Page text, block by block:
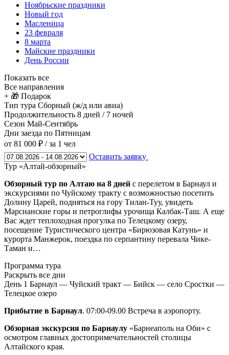
Ноябрьские праздники
Новый год
Масленица
23 февраля
8 марта
Майские праздники
День России
Показать все
Все направления
+ 🎁 Подарок
Тип тура Сборный (ж/д или авиа)
Продолжительность 8 дней / 7 ночей
Сезон Май-Сентябрь
Дни заезда по Пятницам
от 81 000 ₽ / за 1 чел
Оставить заявку
Тур «Алтай-обзорный»
Обзорный тур по Алтаю на 8 дней с перелетом в Барнаул и
экскурсиями по Чуйскому тракту с возможностью посетить
Долину Царей, подняться на гору Тилан-Туу, увидеть
Марсианские горы и петроглифы урочища Калбак-Таш. А еще
Вас ждет теплоходная прогулка по Телецкому озеру,
посещение Туристического центра «Бирюзовая Катунь» и
курорта Манжерок, поездка по серпантину перевала Чике-
Таман и…
Программа тура
Раскрыть все дни
День 1 Барнаул — Чуйский тракт — Бийск — село Сростки —
Телецкое озеро
Прибытие в Барнаул. 07:00-09.00 Встреча в аэропорту.
Обзорная экскурсия по Барнаулу «Барнеаполь на Оби» с
осмотром главных достопримечательностей столицы
Алтайского края.